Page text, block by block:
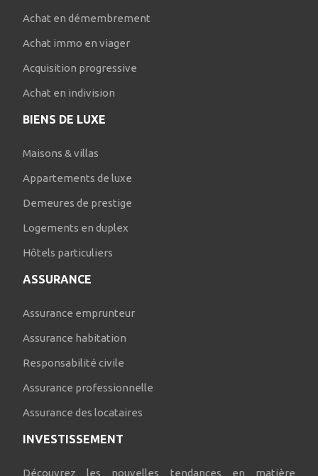
Achat en démembrement
Achat immo en viager
Acquisition progressive
Achat en indivision
BIENS DE LUXE
Maisons & villas
Appartements de luxe
Demeures de prestige
Logements en duplex
Hôtels particuliers
ASSURANCE
Assurance emprunteur
Assurance habitation
Responsabilité civile
Assurance professionnelle
Assurance des locataires
INVESTISSEMENT
Découvrez les nouvelles tendances en matière